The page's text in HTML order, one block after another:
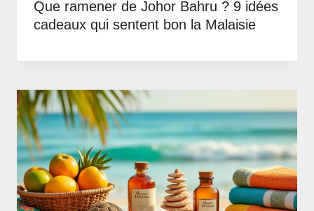
Que ramener de Johor Bahru ? 9 idées
cadeaux qui sentent bon la Malaisie